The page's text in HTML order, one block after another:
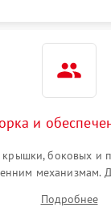
и
боковых и
механизмам.
доступа
Подробнее